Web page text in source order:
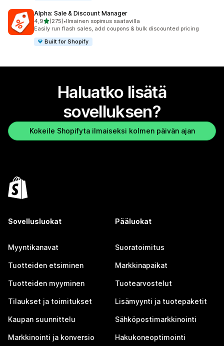
Alpha: Sale & Discount Manager
4,9/ 5 tähteä
(275)
275 arvostelua yhteensä
•Ilmainen sopimus saatavilla
Easily run flash sales, add coupons & bulk discounted pricing
Built for Shopify
Haluatko lisätä
sovelluksen?
Kokeile Shopifyta ilmaiseksi kolmen päivän ajan
Sovellusluokat
Myyntikanavat
Tuotteiden etsiminen
Tuotteiden myyminen
Tilaukset ja toimitukset
Kaupan suunnittelu
Markkinointi ja konversio
Pääluokat
Suoratoimitus
Markkinapaikat
Tuotearvostelut
Lisämyynti ja tuotepaketit
Sähköpostimarkkinointi
Hakukoneoptimointi